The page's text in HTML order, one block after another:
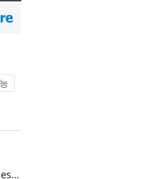
Khimji Ramdas Group Chooses Rimini Street to Reduce SAP Support Costs, Protect 700+ Customizations and Reinvest Savings in Innovation